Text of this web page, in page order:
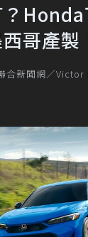
？
哥產製
合新聞網／Victor